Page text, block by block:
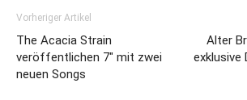
Vorheriger Artikel
The Acacia Strain
veröffentlichen 7″ mit zwei
neuen Songs
Alter
exklusive